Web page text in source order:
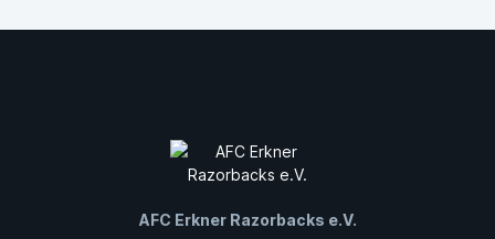
AFC Erkner Razorbacks e.V.